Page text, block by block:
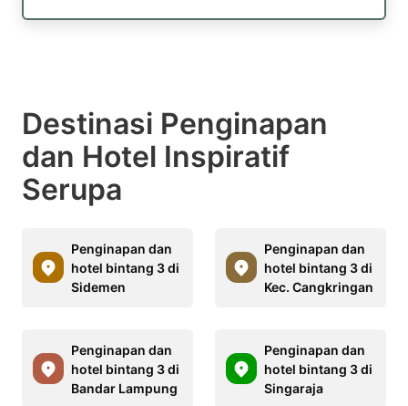
Destinasi Penginapan
dan Hotel Inspiratif
Serupa
Penginapan dan
hotel bintang 3 di
Sidemen
Penginapan dan
hotel bintang 3 di
Kec. Cangkringan
Penginapan dan
hotel bintang 3 di
Bandar Lampung
Penginapan dan
hotel bintang 3 di
Singaraja